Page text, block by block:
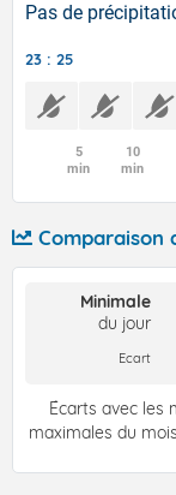
Pas de
23 : 25
5
min
10
min
Comparaison
Minimale
du jour
Ecart
Écarts avec les
maximales du